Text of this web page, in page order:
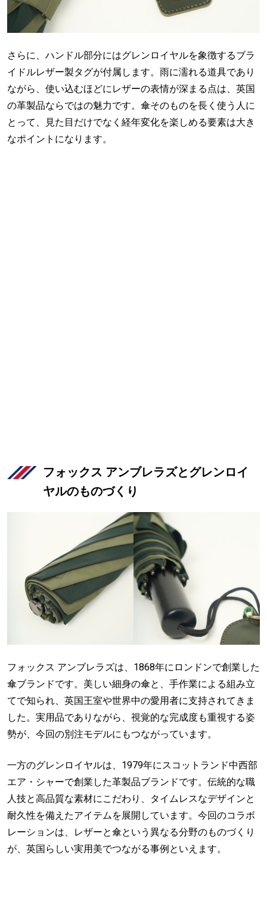
さらに、ハンドル部分にはグレンロイヤルを象徴するブラ
イドルレザー製タグが付属します。雨に濡れる道具であり
ながら、使い込むほどにレザーの表情が深まる点は、英国
の革製品ならではの魅力です。傘そのものを長く使う人に
とって、見た目だけでなく経年変化を楽しめる要素は大き
なポイントになります。
フォックス アンブレラズとグレンロイ
ヤルのものづくり
フォックス アンブレラズは、1868年にロンドンで創業した
傘ブランドです。美しい細身の傘と、手作業による組み立
てで知られ、英国王室や世界中の愛用者に支持されてきま
した。実用品でありながら、視覚的な完成度も重視する姿
勢が、今回の別注モデルにもつながっています。
一方のグレンロイヤルは、1979年にスコットランド中西部
エア・シャーで創業した革製品ブランドです。伝統的な職
人技と高品質な素材にこだわり、タイムレスなデザインと
耐久性を備えたアイテムを展開しています。今回のコラボ
レーションは、レザーと傘という異なる分野のものづくり
が、英国らしい実用美でつながる事例といえます。